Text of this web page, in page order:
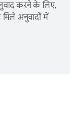
करने के लिए,
अनुवादों में